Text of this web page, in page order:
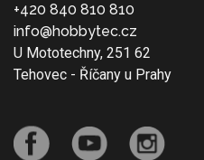
+420 840 810 810
info@hobbytec.cz
U Mototechny, 251 62
Tehovec - Říčany u Prahy